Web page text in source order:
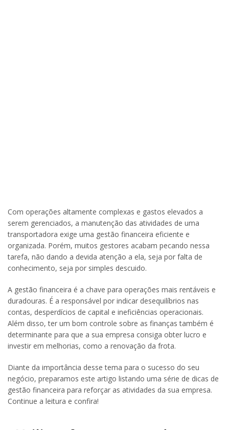
Com operações altamente complexas e gastos elevados a
serem gerenciados, a manutenção das atividades de uma
transportadora exige uma gestão financeira eficiente e
organizada. Porém, muitos gestores acabam pecando nessa
tarefa, não dando a devida atenção a ela, seja por falta de
conhecimento, seja por simples descuido.
A gestão financeira é a chave para operações mais rentáveis e
duradouras. É a responsável por indicar desequilíbrios nas
contas, desperdícios de capital e ineficiências operacionais.
Além disso, ter um bom controle sobre as finanças também é
determinante para que a sua empresa consiga obter lucro e
investir em melhorias, como a renovação da frota.
Diante da importância desse tema para o sucesso do seu
negócio, preparamos este artigo listando uma série de dicas de
gestão financeira para reforçar as atividades da sua empresa.
Continue a leitura e confira!